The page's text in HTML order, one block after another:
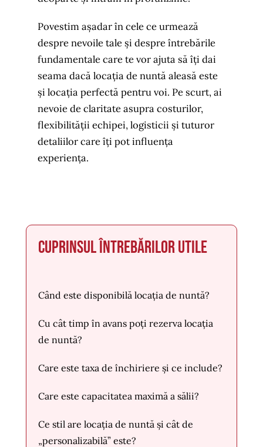
Povestim așadar în cele ce urmează
despre nevoile tale și despre întrebările
fundamentale care te vor ajuta să îți dai
seama dacă locația de nuntă aleasă este
și locația perfectă pentru voi. Pe scurt, ai
nevoie de claritate asupra costurilor,
flexibilității echipei, logisticii și tuturor
detaliilor care îți pot influența
experiența.
Cuprinsul întrebărilor utile
Când este disponibilă locația de nuntă?
Cu cât timp în avans poți rezerva locația
de nuntă?
Care este taxa de închiriere și ce include?
Care este capacitatea maximă a sălii?
Ce stil are locația de nuntă și cât de
„personalizabilă” este?